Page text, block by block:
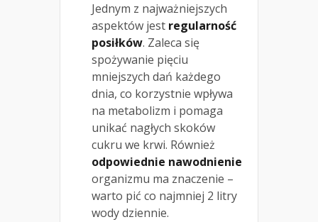
Jednym z najważniejszych
aspektów jest regularność
posiłków. Zaleca się
spożywanie pięciu
mniejszych dań każdego
dnia, co korzystnie wpływa
na metabolizm i pomaga
unikać nagłych skoków
cukru we krwi. Również
odpowiednie nawodnienie
organizmu ma znaczenie –
warto pić co najmniej 2 litry
wody dziennie.